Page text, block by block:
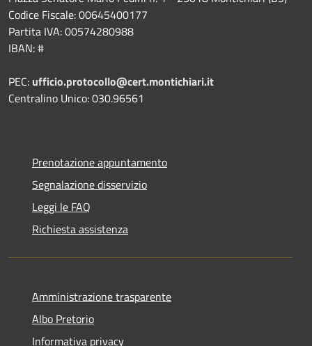
Codice Fiscale: 00645400177
Partita IVA: 00574280988
IBAN: #
PEC: ufficio.protocollo@cert.montichiari.it
Centralino Unico: 030.96561
Prenotazione appuntamento
Segnalazione disservizio
Leggi le FAQ
Richiesta assistenza
Amministrazione trasparente
Albo Pretorio
Informativa privacy